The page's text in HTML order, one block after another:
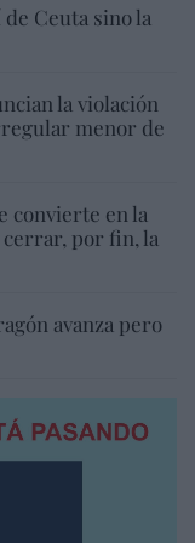
Ceuta sino la
la violación
menor de
convierte en la
cerrar, por fin, la
avanza pero